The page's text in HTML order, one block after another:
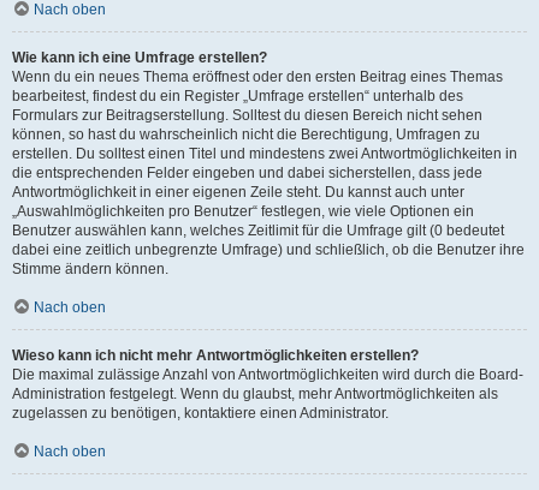
Nach oben
Wie kann ich eine Umfrage erstellen?
Wenn du ein neues Thema eröffnest oder den ersten Beitrag eines Themas
bearbeitest, findest du ein Register „Umfrage erstellen“ unterhalb des
Formulars zur Beitragserstellung. Solltest du diesen Bereich nicht sehen
können, so hast du wahrscheinlich nicht die Berechtigung, Umfragen zu
erstellen. Du solltest einen Titel und mindestens zwei Antwortmöglichkeiten in
die entsprechenden Felder eingeben und dabei sicherstellen, dass jede
Antwortmöglichkeit in einer eigenen Zeile steht. Du kannst auch unter
„Auswahlmöglichkeiten pro Benutzer“ festlegen, wie viele Optionen ein
Benutzer auswählen kann, welches Zeitlimit für die Umfrage gilt (0 bedeutet
dabei eine zeitlich unbegrenzte Umfrage) und schließlich, ob die Benutzer ihre
Stimme ändern können.
Nach oben
Wieso kann ich nicht mehr Antwortmöglichkeiten erstellen?
Die maximal zulässige Anzahl von Antwortmöglichkeiten wird durch die Board-
Administration festgelegt. Wenn du glaubst, mehr Antwortmöglichkeiten als
zugelassen zu benötigen, kontaktiere einen Administrator.
Nach oben